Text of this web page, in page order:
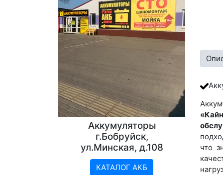
что
Аккумуляторы
г.Бобруйск,
ул.Минская, д.108
КАТАЛОГ АКБ